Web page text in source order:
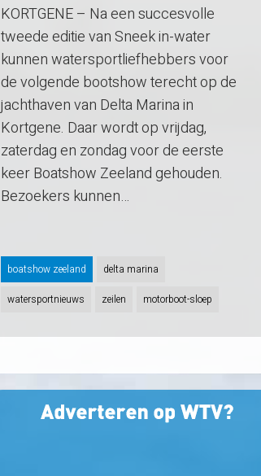
KORTGENE – Na een succesvolle
tweede editie van Sneek in-water
kunnen watersportliefhebbers voor
de volgende bootshow terecht op de
jachthaven van Delta Marina in
Kortgene. Daar wordt op vrijdag,
zaterdag en zondag voor de eerste
keer Boatshow Zeeland gehouden.
Bezoekers kunnen…
boatshow zeeland delta marina
watersportnieuws zeilen motorboot-sloep